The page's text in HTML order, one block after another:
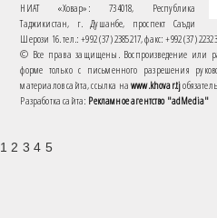
НИАТ «Ховар»: 734018, Республика
Таджикистан, г. Душанбе, проспект Саъди
Шерози 16. тел.: +992 (37) 2385217, факс: +992 (37)
© Все права защищены. Воспроизведение или
форме только с письменного разрешения
материалов сайта, ссылка наwww.khovar.tj
Разработка сайта: Рекламное агентство "adMedia"
1 2 3 4 5